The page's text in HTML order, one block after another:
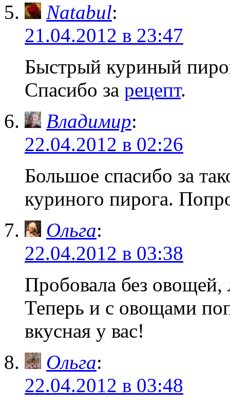
Natabul:
21.04.2012 в 23:47
Быстрый куриный
Спасибо за рецепт.
Владимир:
22.04.2012 в 02:26
Большое спасибо за
куриного пирога.
Ольга:
22.04.2012 в 03:38
Пробовала без
Теперь и с овощами
вкусная у вас!
Ольга:
22.04.2012 в 03:48